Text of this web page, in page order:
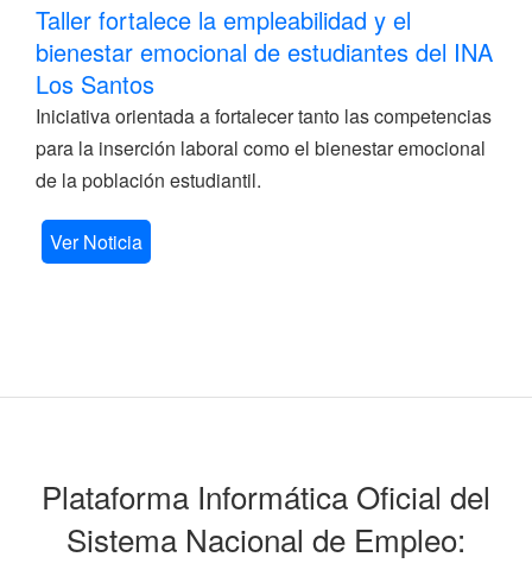
Taller fortalece la empleabilidad y el
bienestar emocional de estudiantes del INA
Los Santos
Iniciativa orientada a fortalecer tanto las competencias
para la inserción laboral como el bienestar emocional
de la población estudiantil.
Ver Noticia
Plataforma Informática Oficial del
Sistema Nacional de Empleo: